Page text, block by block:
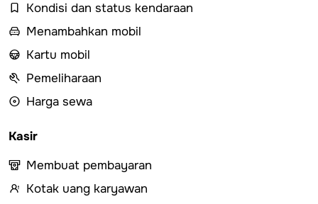
Kondisi dan status kendaraan
Menambahkan mobil
Kartu mobil
Pemeliharaan
Harga sewa
Kasir
Membuat pembayaran
Kotak uang karyawan